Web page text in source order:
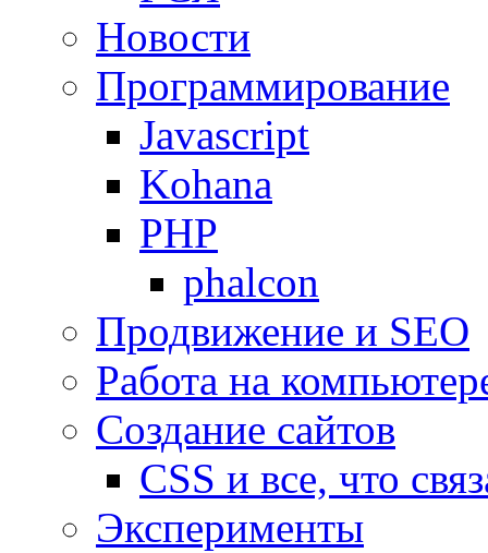
Новости
Программирование
Javascript
Kohana
PHP
phalcon
Продвижение и SEO
Работа на
Создание сайтов
CSS и все, что
Эксперименты